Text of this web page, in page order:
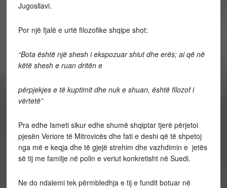
Jugosllavi.
Por një fjalë e urtë filozofike shqipe shot:
“Bota është një shesh i ekspozuar shiut dhe erës; ai që në
këtë shesh e ruan dritën e
përpjekjes e të kuptimit dhe nuk e shuan, është filozof i
vërtetë”
Pra edhe Ismeti sikur edhe shumë shqiptar tjerë përjetoi
pjesën Veriore të Mitrovicës dhe fati e deshi që të shpetoj
nga më e keqja dhe të gjejë strehim dhe vazhdimin e jetës
së tij me familje në polin e veriut konkretisht në Suedi.
Ne do ndalemi tek përmbledhja e tij e fundit botuar në